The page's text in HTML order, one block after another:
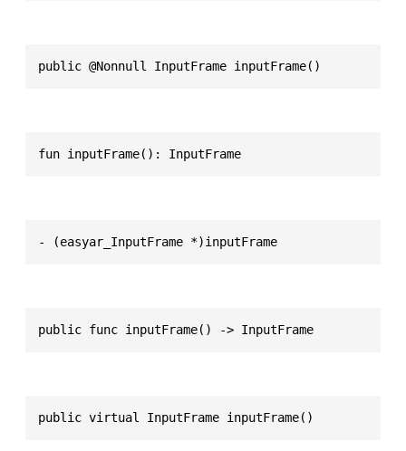
public @Nonnull InputFrame inputFrame()
fun inputFrame(): InputFrame
- (easyar_InputFrame *)inputFrame
public func inputFrame() -> InputFrame
public virtual InputFrame inputFrame()